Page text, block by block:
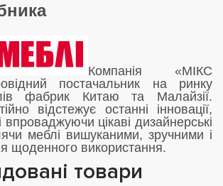
Компанія «МІКС
постачальник на ринку
фабрик Китаю та Малайзії.
відстежує останні інновації,
цікаві дизайнерські
меблі вишуканими, зручними і
щоденного використання.
товари